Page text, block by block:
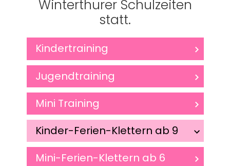
Winterthurer Schulzeiten
statt.
Kindertraining
Jugendtraining
Mini Training
Kinder-Ferien-Klettern ab 9
Mini-Ferien-Klettern ab 6